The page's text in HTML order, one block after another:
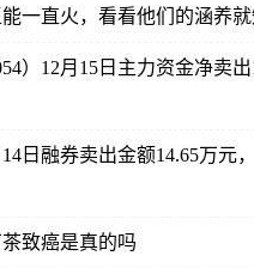
一直火，看看他们的涵养就
）12月15日主力资金净卖出
日融券卖出金额14.65万元
致癌是真的吗